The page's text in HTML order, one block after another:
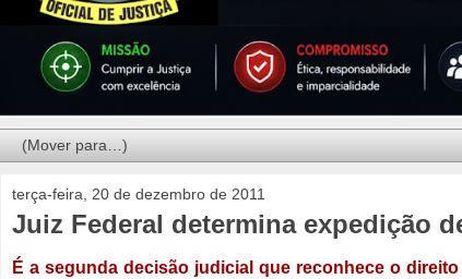
terça-feira, 20 de dezembro de 2011
Juiz Federal determina expedição
É a segunda decisão judicial que reconhece o